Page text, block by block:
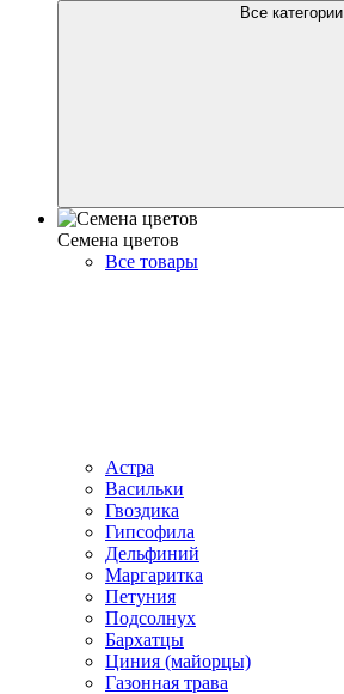
Все категории
Семена цветов
Все товары
Астра
Васильки
Гвоздика
Гипсофила
Дельфиний
Маргаритка
Петуния
Подсолнух
Бархатцы
Циния (майорцы)
Газонная трава